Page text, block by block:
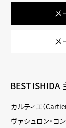
メ
メ
BEST ISHIDA
カルティエ（Cartier
ヴァシュロン・コ